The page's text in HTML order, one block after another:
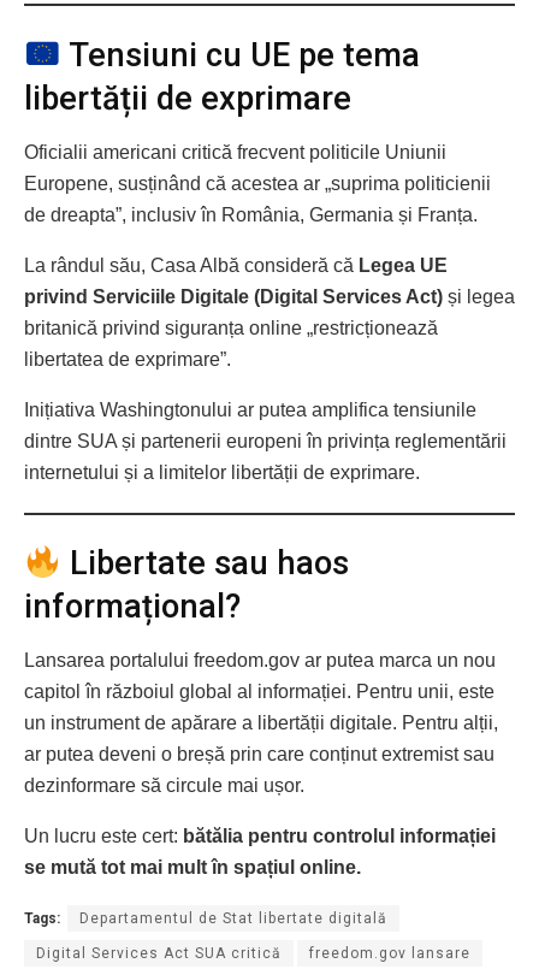
Tensiuni cu UE pe tema
libertății de exprimare
Oficialii americani critică frecvent politicile Uniunii
Europene, susținând că acestea ar „suprima politicienii
de dreapta”, inclusiv în România, Germania și Franța.
La rândul său, Casa Albă consideră că Legea UE
privind Serviciile Digitale (Digital Services Act) și legea
britanică privind siguranța online „restricționează
libertatea de exprimare”.
Inițiativa Washingtonului ar putea amplifica tensiunile
dintre SUA și partenerii europeni în privința reglementării
internetului și a limitelor libertății de exprimare.
Libertate sau haos
informațional?
Lansarea portalului freedom.gov ar putea marca un nou
capitol în războiul global al informației. Pentru unii, este
un instrument de apărare a libertății digitale. Pentru alții,
ar putea deveni o breșă prin care conținut extremist sau
dezinformare să circule mai ușor.
Un lucru este cert: bătălia pentru controlul informației
se mută tot mai mult în spațiul online.
Tags: Departamentul de Stat libertate digitală
Digital Services Act SUA critică freedom.gov lansare